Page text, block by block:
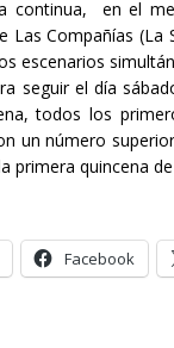
continua, en el
Las Compañías
escenarios
seguir el día
todos los
un número
primera quincena
Facebook